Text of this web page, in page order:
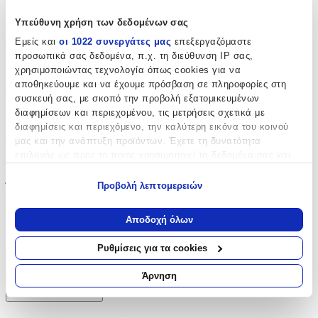
Υπεύθυνη χρήση των δεδομένων σας
Εμείς και οι 1022 συνεργάτες μας επεξεργαζόμαστε
προσωπικά σας δεδομένα, π.χ. τη διεύθυνση IP σας,
χρησιμοποιώντας τεχνολογία όπως cookies για να
αποθηκεύουμε και να έχουμε πρόσβαση σε πληροφορίες στη
συσκευή σας, με σκοπό την προβολή εξατομικευμένων
διαφημίσεων και περιεχομένου, τις μετρήσεις σχετικά με
διαφημίσεις και περιεχόμενο, την καλύτερη εικόνα του κοινού
μας και την ανάπτυξη προϊόντων. Έχετε τη δυνατότητα
Να συλλέξουμε πληροφορίες σχετικά με τη γεωγραφική
σας τοποθεσία, οι οποίες μπορεί να είναι ακριβείς σε
απόσταση μερικών μέτρων
Να αναγνωρίσουμε τη συσκευή σας σαρώνοντας ενεργά
για συγκεκριμένα χαρακτηριστικά (δακτυλικό αποτύπωμα)
Μάθετε περισσότερα σχετικά με τον τρόπο επεξεργασίας των
προσωπικών σας δεδομένων και καθορίστε τις προτιμήσεις σας
ενότητα “Λεπτομέρειες”
Προβολή λεπτομερειών
Αποδοχή όλων
Ρυθμίσεις για τα cookies
Άρνηση
Ναι
Μπορντούρα:
Φωσφοριζέ:
Όχι
3D:
Όχι
20
cm
Χαρακτηριστικά
+